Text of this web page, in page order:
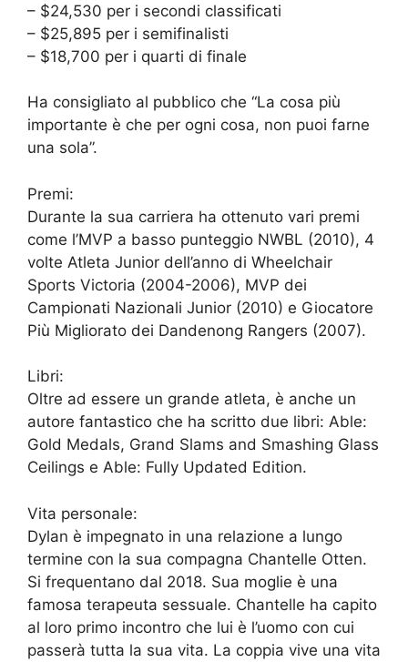
– $24,530 per i secondi classificati
– $25,895 per i semifinalisti
– $18,700 per i quarti di finale
Ha consigliato al pubblico che “La cosa più
importante è che per ogni cosa, non puoi farne
una sola”.
Premi:
Durante la sua carriera ha ottenuto vari premi
come l’MVP a basso punteggio NWBL (2010), 4
volte Atleta Junior dell’anno di Wheelchair
Sports Victoria (2004-2006), MVP dei
Campionati Nazionali Junior (2010) e Giocatore
Più Migliorato dei Dandenong Rangers (2007).
Libri:
Oltre ad essere un grande atleta, è anche un
autore fantastico che ha scritto due libri: Able:
Gold Medals, Grand Slams and Smashing Glass
Ceilings e Able: Fully Updated Edition.
Vita personale:
Dylan è impegnato in una relazione a lungo
termine con la sua compagna Chantelle Otten.
Si frequentano dal 2018. Sua moglie è una
famosa terapeuta sessuale. Chantelle ha capito
al loro primo incontro che lui è l’uomo con cui
passerà tutta la sua vita. La coppia vive una vita